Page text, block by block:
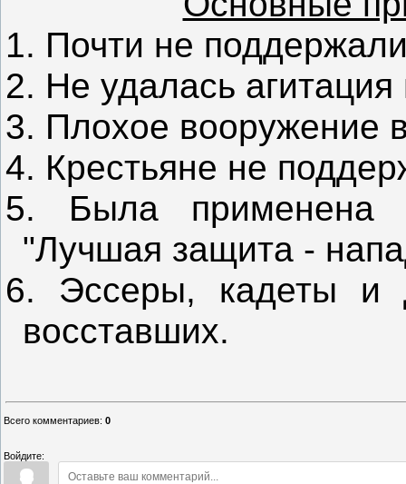
1. Почти не
2. Не удалась
3. Плохое вооружение
4. Крестьяне не
5. Была применена
"Лучшая защита -
6. Эссеры, кадеты и
восставших.
Всего комментариев: 0
Войдите: